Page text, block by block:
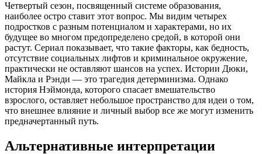
Четвертый сезон, посвященный системе образования,
наиболее остро ставит этот вопрос. Мы видим четырех
подростков с разным потенциалом и характерами, но их
будущее во многом предопределено средой, в которой они
растут. Сериал показывает, что такие факторы, как бедность,
отсутствие социальных лифтов и криминальное окружение,
практически не оставляют шансов на успех. Истории Дюки,
Майкла и Рэнди — это трагедия детерминизма. Однако
история Нэймонда, которого спасает вмешательство
взрослого, оставляет небольшое пространство для идеи о том,
что внешнее влияние и личный выбор все же могут изменить
предначертанный путь.
Альтернативные интерпретации